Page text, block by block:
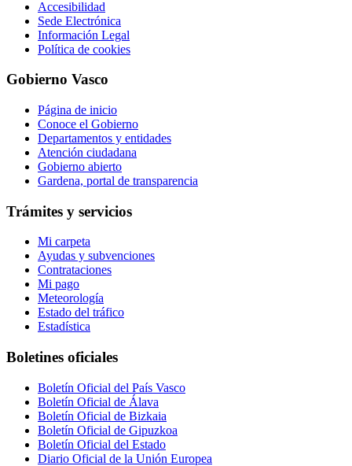
Accesibilidad
Sede Electrónica
Información Legal
Política de cookies
Gobierno Vasco
Página de inicio
Conoce el Gobierno
Departamentos y entidades
Atención ciudadana
Gobierno abierto
Gardena, portal de transparencia
Trámites y servicios
Mi carpeta
Ayudas y subvenciones
Contrataciones
Mi pago
Meteorología
Estado del tráfico
Estadística
Boletines oficiales
Boletín Oficial del País Vasco
Boletín Oficial de Álava
Boletín Oficial de Bizkaia
Boletín Oficial de Gipuzkoa
Boletín Oficial del Estado
Diario Oficial de la Unión Europea